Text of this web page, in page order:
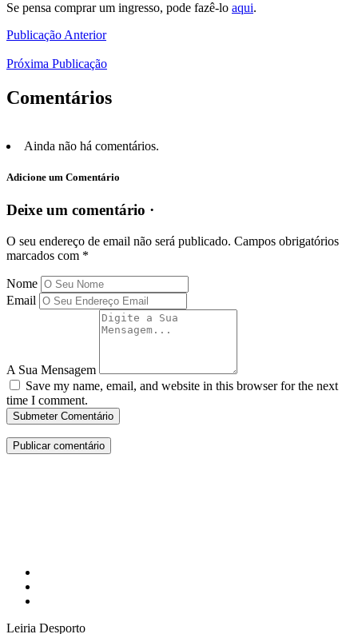
Se pensa comprar um ingresso, pode fazê-lo aqui.
Publicação Anterior
Próxima Publicação
Comentários
Ainda não há comentários.
Adicione um Comentário
Deixe um comentário ·
O seu endereço de email não será publicado. Campos obrigatórios
marcados com *
Nome
Email
A Sua Mensagem
Save my name, email, and website in this browser for the next
time I comment.
Submeter Comentário
Leiria Desporto